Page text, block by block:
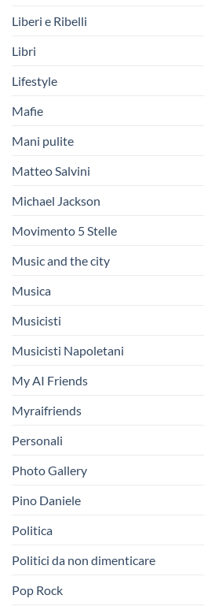
Liberi e Ribelli
Libri
Lifestyle
Mafie
Mani pulite
Matteo Salvini
Michael Jackson
Movimento 5 Stelle
Music and the city
Musica
Musicisti
Musicisti Napoletani
My AI Friends
Myraifriends
Personali
Photo Gallery
Pino Daniele
Politica
Politici da non dimenticare
Pop Rock